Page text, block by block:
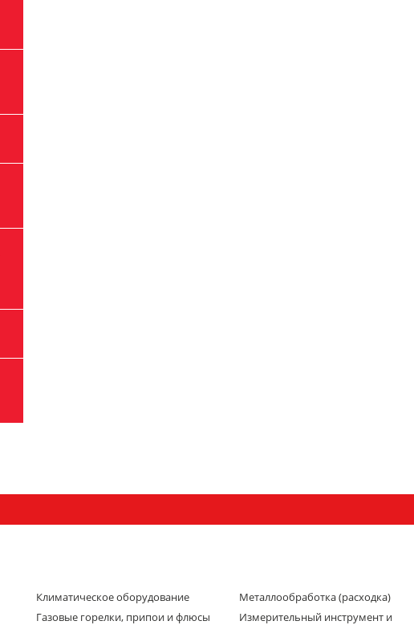
Климатическое оборудование
Газовые горелки, припои и флюсы
Металлообработка (расходка)
Измерительный инструмент и